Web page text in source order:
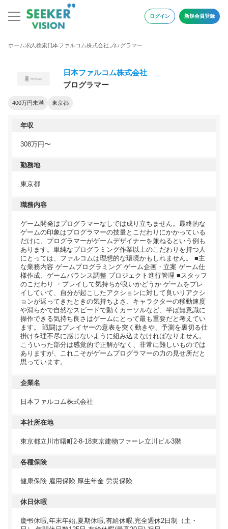
ログイン 新規会員登録
ホーム求人検索日本ファルコム株式会社プログラマー
日本ファルコム株式会社
プログラマー
400万円未満 東京都
年収
308万円〜
勤務地
東京都
職務内容
ゲーム開発はプログラマーなしでは成り立ちません。最終的な
ゲームの印象はプログラマーの技量とこだわりにかかっている
だけに、プログラマーがゲームデザイナーを兼ねるという例も
あります。単純なプログラミング作業以上のこだわりを持つ人
にとっては、ファルコムは理想的な環境かもしれません。 ■主
な業務内容 ゲームプログラミング ゲーム企画・立案 ゲーム仕
様作成、ゲームバランス調整 プロジェクト進行管理 ■スタッフ
のこだわり ・プレイして気持ちが良いかどうか ゲームをプレ
イしていて、自分が起こしたアクションに対して良いリアクシ
ョンが返ってきたときの気持ちよさ、キャラクターの移動速度
や滑らかで自然なスピードで動くカーソルなど、半ば無意識に
操作できる気持ち良さはゲームにとって最も重要だと考えてい
ます。 戦闘はプレイヤーの意表を突く動きや、予測を裏切る仕
掛けを理不尽に感じないように組み込まなければなりません。
こういった部分は感覚的で正解がなく、非常に難しいものでは
ありますが、これこそがゲームプログラマーの力の見せ所だと
思っています。
企業名
日本ファルコム株式会社
本社所在地
東京都立川市曙町2-8-18東京建物ファーレ立川ビル3階
各種保険
健康保険 雇用保険 厚生年金 労災保険
休日休暇
慶弔休暇,年末年始,夏期休暇,有給休暇,完全週休2日制（土・